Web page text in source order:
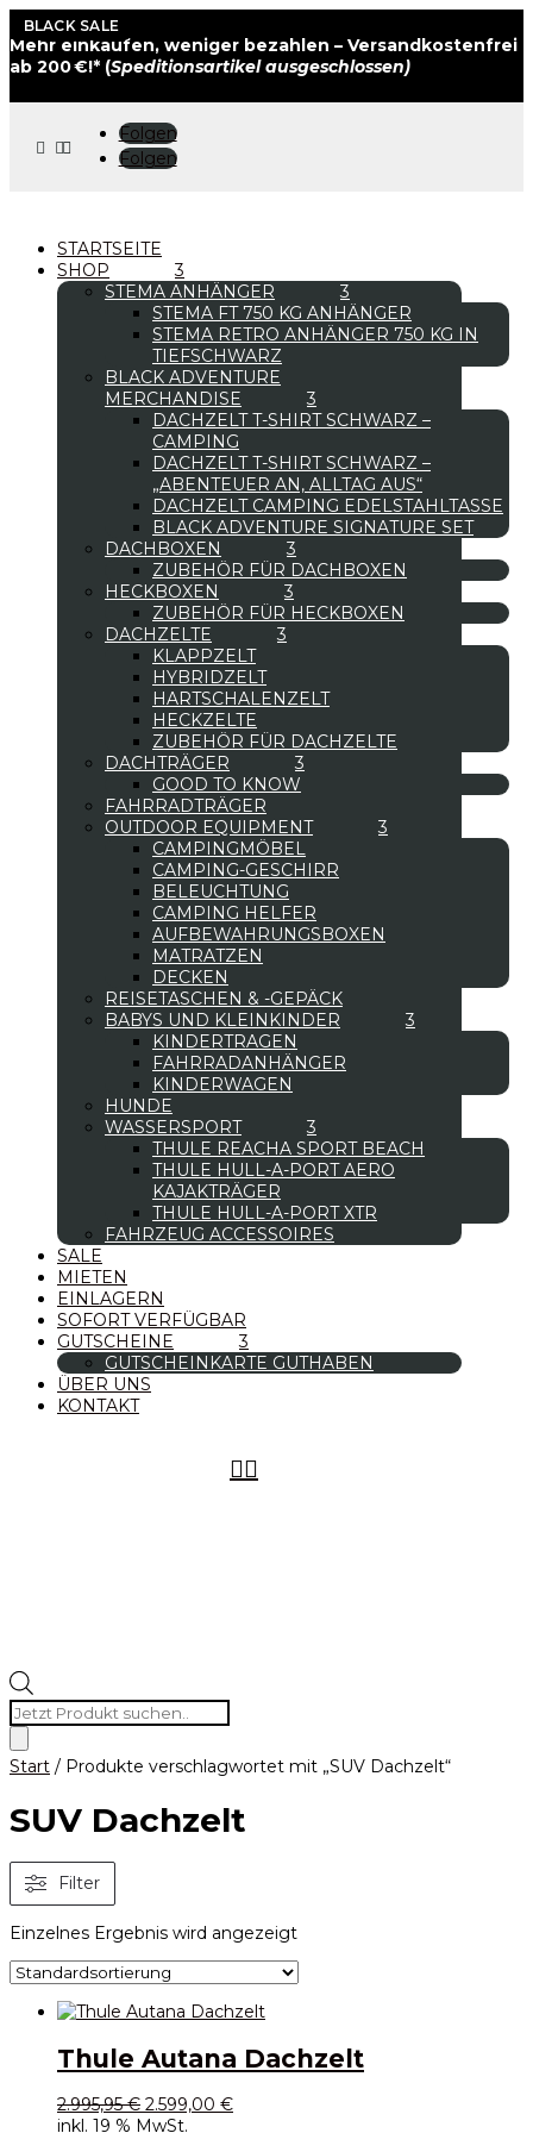
Mehr einkaufen, weniger bezahlen – Versandkostenfrei
ab 200 €!* (Speditionsartikel ausgeschlossen)
 
Folgen
Folgen
STARTSEITE
SHOP
STEMA ANHÄNGER
STEMA FT 750 KG ANHÄNGER
STEMA RETRO ANHÄNGER 750 KG IN
TIEFSCHWARZ
BLACK ADVENTURE
MERCHANDISE
DACHZELT T-SHIRT SCHWARZ –
CAMPING
DACHZELT T-SHIRT SCHWARZ –
„ABENTEUER AN, ALLTAG AUS“
DACHZELT CAMPING EDELSTAHLTASSE
BLACK ADVENTURE SIGNATURE SET
DACHBOXEN
ZUBEHÖR FÜR DACHBOXEN
HECKBOXEN
ZUBEHÖR FÜR HECKBOXEN
DACHZELTE
KLAPPZELT
HYBRIDZELT
HARTSCHALENZELT
HECKZELTE
ZUBEHÖR FÜR DACHZELTE
DACHTRÄGER
GOOD TO KNOW
FAHRRADTRÄGER
OUTDOOR EQUIPMENT
CAMPINGMÖBEL
CAMPING-GESCHIRR
BELEUCHTUNG
CAMPING HELFER
AUFBEWAHRUNGSBOXEN
MATRATZEN
DECKEN
REISETASCHEN & -GEPÄCK
BABYS UND KLEINKINDER
KINDERTRAGEN
FAHRRADANHÄNGER
KINDERWAGEN
HUNDE
WASSERSPORT
THULE REACHA SPORT BEACH
THULE HULL-A-PORT AERO
KAJAKTRÄGER
THULE HULL-A-PORT XTR
FAHRZEUG ACCESSOIRES
SALE
MIETEN
EINLAGERN
SOFORT VERFÜGBAR
GUTSCHEINE
GUTSCHEINKARTE GUTHABEN
ÜBER UNS
KONTAKT
Products
search

Start / Produkte verschlagwortet mit „SUV Dachzelt“
SUV Dachzelt
Filter
Einzelnes Ergebnis wird angezeigt
BLACK SALE
Thule Autana Dachzelt
2.995,95€ Ursprünglicher
Preis
2.599,00 €Aktueller
inkl. 19 % MwSt.